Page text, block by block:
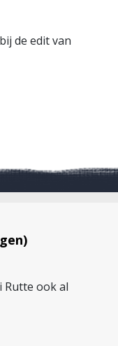
de edit van
Rutte ook al